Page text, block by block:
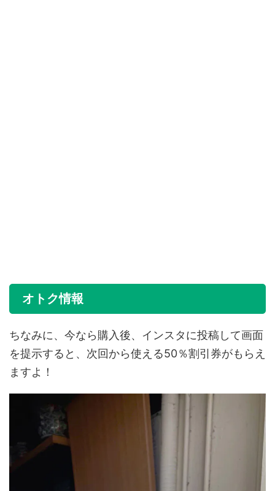
オトク情報
ちなみに、今なら購入後、インスタに投稿して画面
を提示すると、次回から使える50％割引券がもらえ
ますよ！